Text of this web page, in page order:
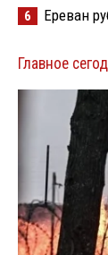
6 Ереван
Главное